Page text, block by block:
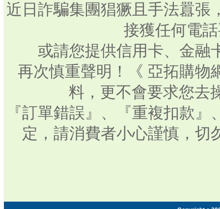
近日詐騙集團猖獗且手法囂張
接獲任何電
或請您提供信用卡、金融
再次慎重聲明！《 亞拓購物
料，更不會要求您去
『訂單錯誤』、『重複扣款
定，請消費者小心謹慎，切